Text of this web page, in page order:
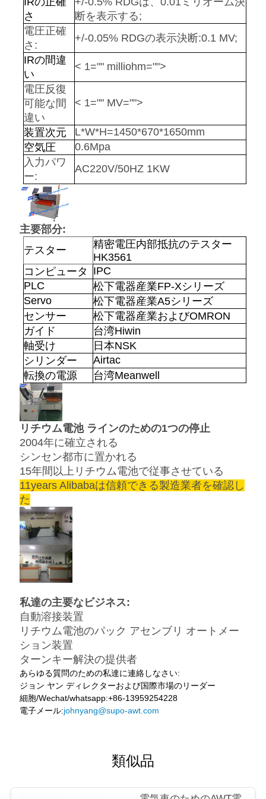
PRIVACY
POLICY
さ
断を表示する;
電圧正確
さ:
+/-0.05% RDGの表示決断:0.1 MV;
IRの間違
い
< 1="" milliohm="">
電圧反復
可能な間
違い
< 1="" MV="">
装置次元
L*W*H=1450*670*1650mm
空気圧
0.6Mpa
入力パワ
ー:
AC220V/50HZ 1KW
主要部分:
テスター
精密電圧内部抵抗のテスター
HK3561
コンピュータ
IPC
PLC
松下電器産業FP-Xシリーズ
Servo
松下電器産業A5シリーズ
センサー
松下電器産業およびOMRON
ガイド
台湾Hiwin
軸受け
日本NSK
シリンダー
Airtac
転換の電源
台湾Meanwell
リチウム電池 ラインのための1つの停止
2004年に確立される
シンセン都市に置かれる
15年間以上リチウム電池で従事させている
11years Alibabaは信頼できる製造業者を確認し
た
私達の主要なビジネス:
自動溶接装置
リチウム電池のパック アセンブリ オートメー
ション装置
ターンキー解決の提供者
あらゆる質問のための私達に連絡しなさい:
ジョン ヤン ディレクターおよび国際市場のリーダー
細胞/Wechat/whatsapp:+86-13959254228
電子メール:johnyang@supo-awt.com
類似品